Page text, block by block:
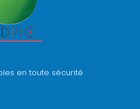
en toute sécurité